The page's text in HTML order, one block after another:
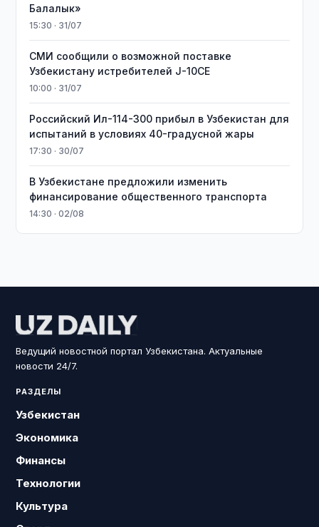
Балалык»
15:30 · 31/07
СМИ сообщили о возможной поставке
Узбекистану истребителей J-10CE
10:00 · 31/07
Российский Ил-114-300 прибыл в Узбекистан для
испытаний в условиях 40-градусной жары
17:30 · 30/07
В Узбекистане предложили изменить
финансирование общественного транспорта
14:30 · 02/08
Ведущий новостной портал Узбекистана. Актуальные
новости 24/7.
РАЗДЕЛЫ
Узбекистан
Экономика
Финансы
Технологии
Культура